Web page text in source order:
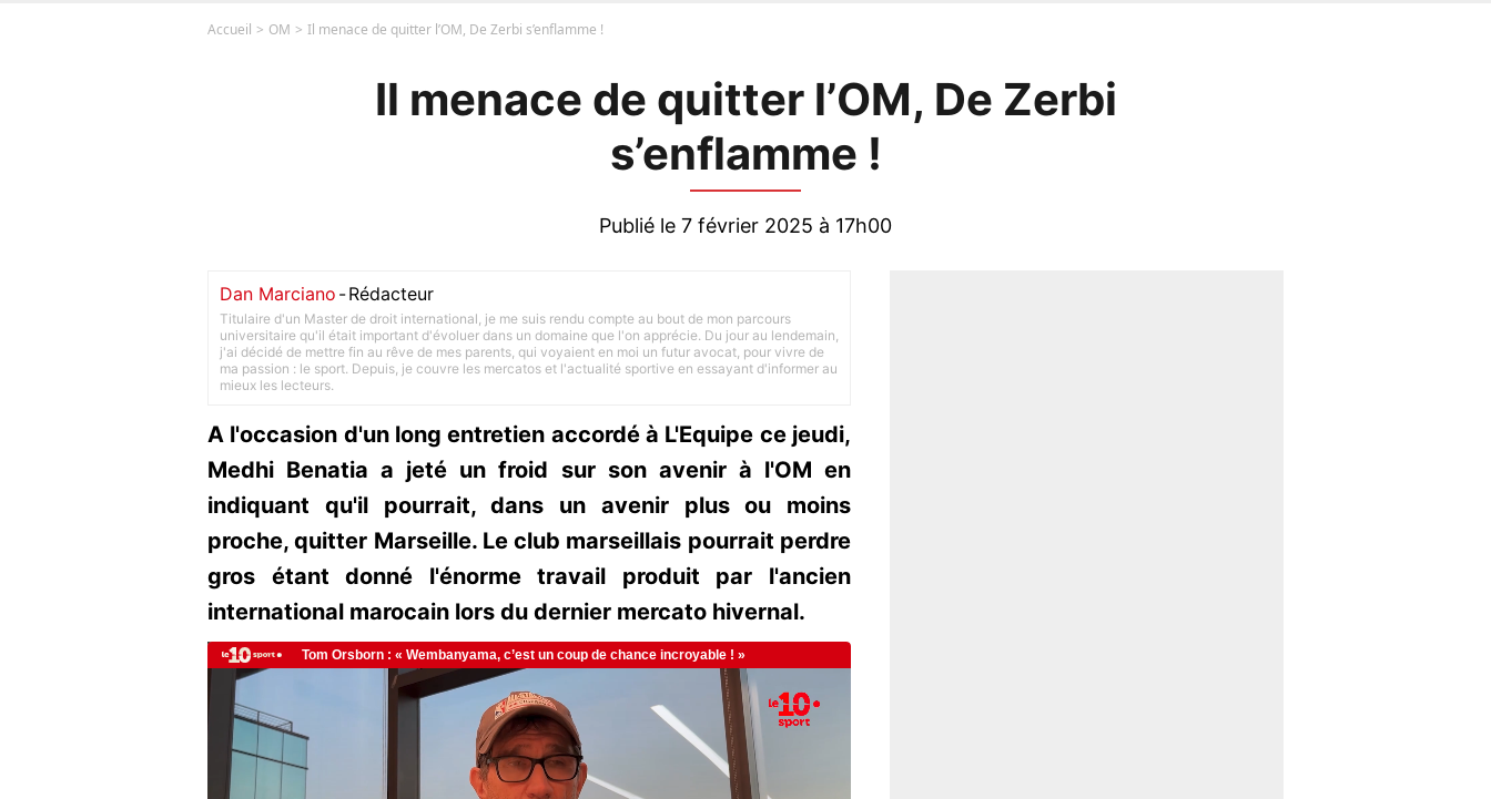
Accueil OM Il menace de quitter l’OM, De Zerbi s’enflamme !
Il menace de quitter l’OM, De Zerbi
s’enflamme !
Publié le 7 février 2025 à 17h00
Dan Marciano -Rédacteur
Titulaire d'un Master de droit international, je me suis rendu compte au bout de mon parcours
universitaire qu'il était important d'évoluer dans un domaine que l'on apprécie. Du jour au lendemain,
j'ai décidé de mettre fin au rêve de mes parents, qui voyaient en moi un futur avocat, pour vivre de
ma passion : le sport. Depuis, je couvre les mercatos et l'actualité sportive en essayant d'informer au
mieux les lecteurs.
A l'occasion d'un long entretien accordé à L'Equipe ce jeudi,
Medhi Benatia a jeté un froid sur son avenir à l'OM en
indiquant qu'il pourrait, dans un avenir plus ou moins
proche, quitter Marseille. Le club marseillais pourrait perdre
gros étant donné l'énorme travail produit par l'ancien
international marocain lors du dernier mercato hivernal.